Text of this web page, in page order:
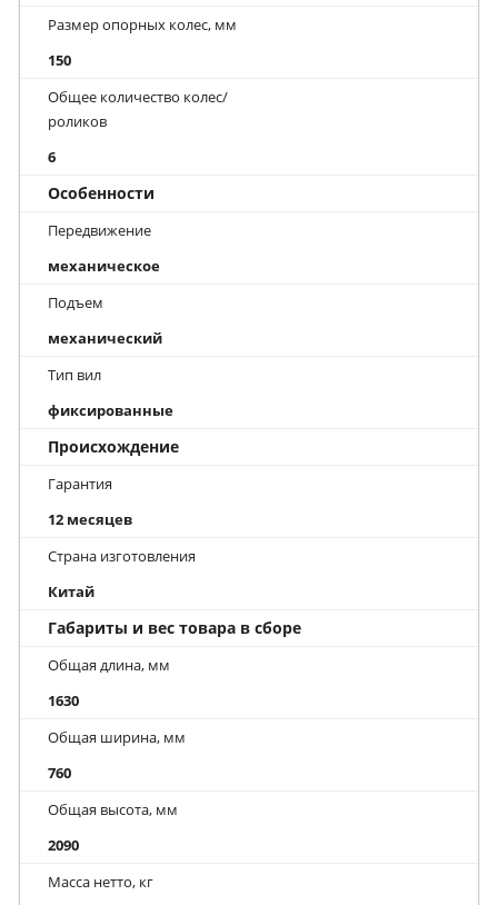
Размер опорных колес, мм
150
Общее количество колес/
роликов
6
Особенности
Передвижение
механическое
Подъем
механический
Тип вил
фиксированные
Происхождение
Гарантия
12 месяцев
Страна изготовления
Китай
Габариты и вес товара в сборе
Общая длина, мм
1630
Общая ширина, мм
760
Общая высота, мм
2090
Масса нетто, кг